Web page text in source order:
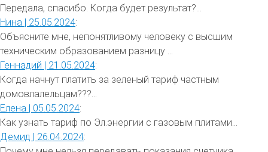
Передала, спасибо. Когда будет результат?...
Нина | 25.05.2024:
Объясните мне, непонятливому человеку с высшим
техническим образованием разницу ...
Геннадий | 21.05.2024:
Когда начнут платить за зеленый тариф частным
домовлалельцам???...
Елена | 05.05.2024:
Как узнать тариф по Эл.энергии с газовым плитами...
Демид | 26.04.2024: